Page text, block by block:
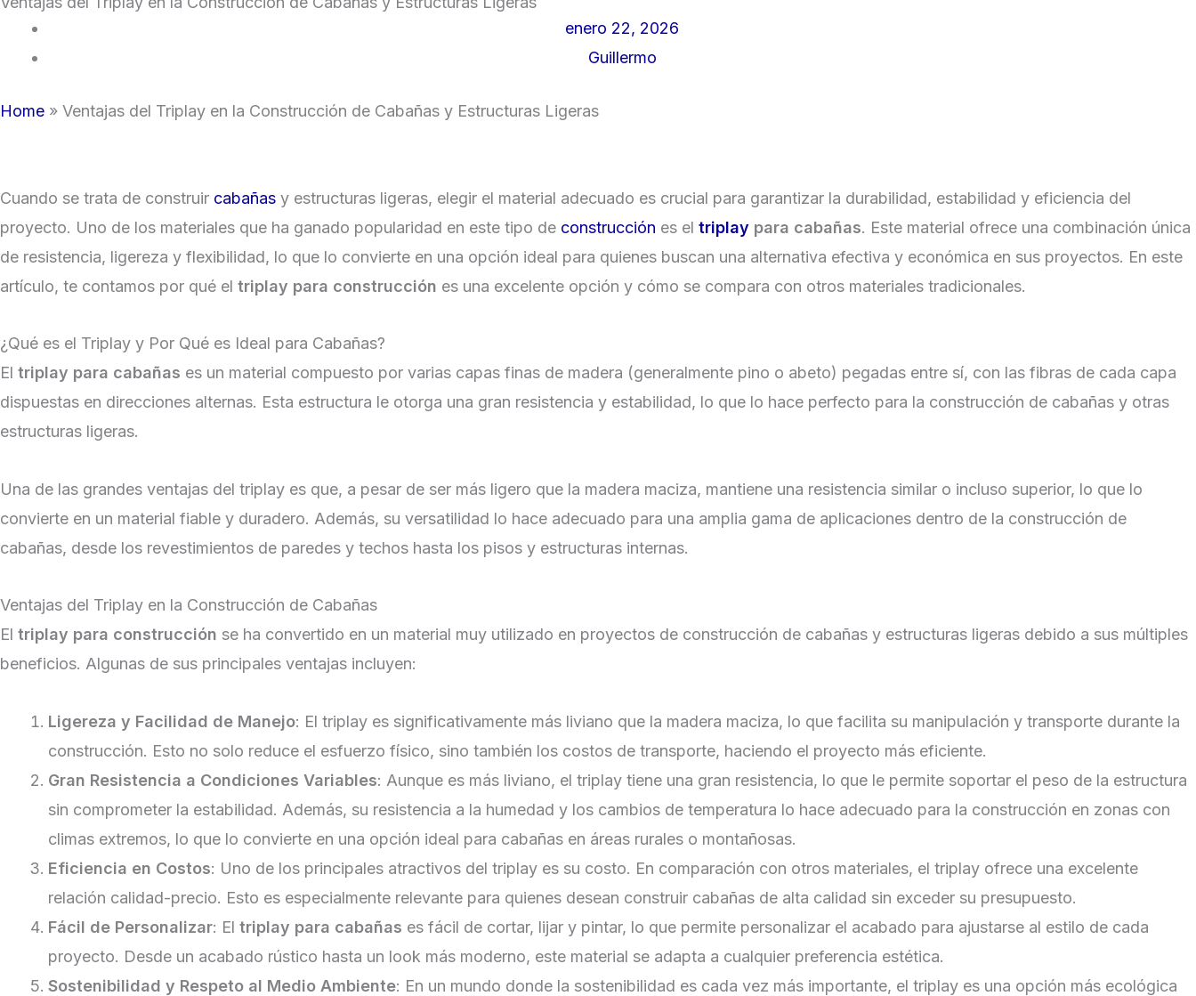
enero 22, 2026
Guillermo
Home » Ventajas del Triplay en la Construcción de Cabañas y Estructuras Ligeras
Cuando se trata de construir cabañas y estructuras ligeras, elegir el material adecuado es crucial para garantizar la durabilidad, estabilidad y eficiencia del
proyecto. Uno de los materiales que ha ganado popularidad en este tipo de construcción es el triplay para cabañas. Este material ofrece una combinación única
de resistencia, ligereza y flexibilidad, lo que lo convierte en una opción ideal para quienes buscan una alternativa efectiva y económica en sus proyectos. En este
artículo, te contamos por qué el triplay para construcción es una excelente opción y cómo se compara con otros materiales tradicionales.
¿Qué es el Triplay y Por Qué es Ideal para Cabañas?
El triplay para cabañas es un material compuesto por varias capas finas de madera (generalmente pino o abeto) pegadas entre sí, con las fibras de cada capa
dispuestas en direcciones alternas. Esta estructura le otorga una gran resistencia y estabilidad, lo que lo hace perfecto para la construcción de cabañas y otras
estructuras ligeras.
Una de las grandes ventajas del triplay es que, a pesar de ser más ligero que la madera maciza, mantiene una resistencia similar o incluso superior, lo que lo
convierte en un material fiable y duradero. Además, su versatilidad lo hace adecuado para una amplia gama de aplicaciones dentro de la construcción de
cabañas, desde los revestimientos de paredes y techos hasta los pisos y estructuras internas.
Ventajas del Triplay en la Construcción de Cabañas
El triplay para construcción se ha convertido en un material muy utilizado en proyectos de construcción de cabañas y estructuras ligeras debido a sus múltiples
beneficios. Algunas de sus principales ventajas incluyen:
Ligereza y Facilidad de Manejo: El triplay es significativamente más liviano que la madera maciza, lo que facilita su manipulación y transporte durante la
construcción. Esto no solo reduce el esfuerzo físico, sino también los costos de transporte, haciendo el proyecto más eficiente.
Gran Resistencia a Condiciones Variables: Aunque es más liviano, el triplay tiene una gran resistencia, lo que le permite soportar el peso de la estructura
sin comprometer la estabilidad. Además, su resistencia a la humedad y los cambios de temperatura lo hace adecuado para la construcción en zonas con
climas extremos, lo que lo convierte en una opción ideal para cabañas en áreas rurales o montañosas.
Eficiencia en Costos: Uno de los principales atractivos del triplay es su costo. En comparación con otros materiales, el triplay ofrece una excelente
relación calidad-precio. Esto es especialmente relevante para quienes desean construir cabañas de alta calidad sin exceder su presupuesto.
Fácil de Personalizar: El triplay para cabañas es fácil de cortar, lijar y pintar, lo que permite personalizar el acabado para ajustarse al estilo de cada
proyecto. Desde un acabado rústico hasta un look más moderno, este material se adapta a cualquier preferencia estética.
Sostenibilidad y Respeto al Medio Ambiente: En un mundo donde la sostenibilidad es cada vez más importante, el triplay es una opción más ecológica